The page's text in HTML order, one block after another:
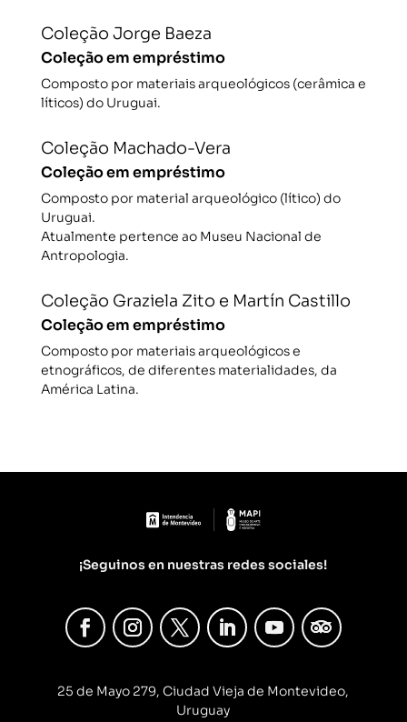
Coleção Jorge Baeza
Coleção em empréstimo
Composto por materiais arqueológicos (cerâmica e
líticos) do Uruguai.
Coleção Machado-Vera
Coleção em empréstimo
Composto por material arqueológico (lítico) do
Uruguai.
Atualmente pertence ao Museu Nacional de
Antropologia.
Coleção Graziela Zito e Martín Castillo
Coleção em empréstimo
Composto por materiais arqueológicos e
etnográficos, de diferentes materialidades, da
América Latina.
¡Seguinos en nuestras redes sociales!
25 de Mayo 279, Ciudad Vieja de Montevideo,
Uruguay